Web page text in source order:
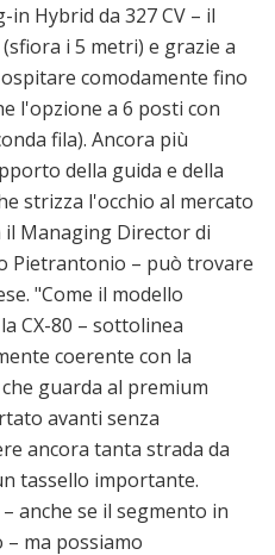
Hybrid da 327 CV – il
i 5 metri) e grazie a
comodamente fino
l'opzione a 6 posti con
fila). Ancora più
della guida e della
strizza l'occhio al mercato
il Managing Director di
Pietrantonio – può trovare
"Come il modello
CX-80 – sottolinea
coerente con la
guarda al premium
avanti senza
ancora tanta strada da
tassello importante.
anche se il segmento in
– ma possiamo